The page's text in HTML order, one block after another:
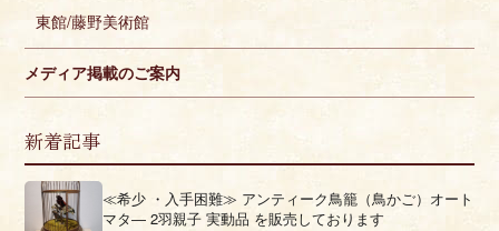
東館/藤野美術館
メディア掲載のご案内
新着記事
≪希少 ・入手困難≫ アンティーク鳥籠（鳥かご）オート
マタ― 2羽親子 実動品 を販売しております